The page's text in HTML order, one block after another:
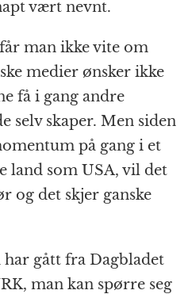
vært nevnt.
man ikke vite om
medier ønsker ikke
få i gang andre
selv skaper. Men siden
på gang i et
land som USA, vil det
og det skjer ganske
gått fra Dagbladet
man kan spørre seg